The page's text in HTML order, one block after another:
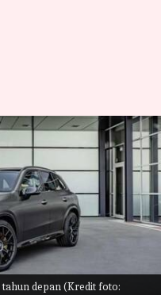
depan (Kredit foto:
dan